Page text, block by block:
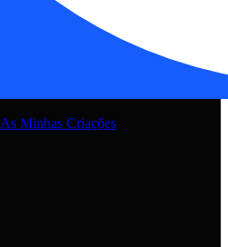
As Minhas Criações